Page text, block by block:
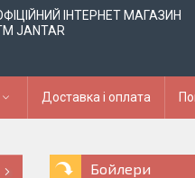
ІНТЕРНЕТ МАГАЗИН
JANTAR
Доставка і оплата
Бойлери